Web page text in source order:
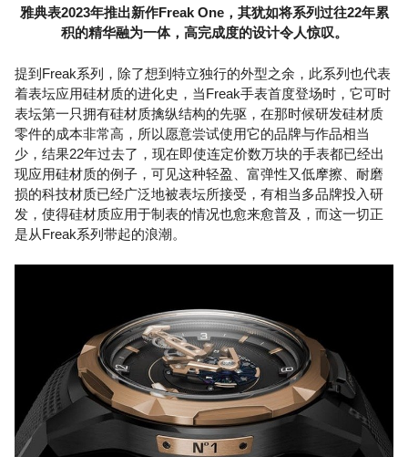
雅典表2023年推出新作Freak One，其犹如将系列过往22年累
积的精华融为一体，高完成度的设计令人惊叹。
提到Freak系列，除了想到特立独行的外型之余，此系列也代表
着表坛应用硅材质的进化史，当Freak手表首度登场时，它可时
表坛第一只拥有硅材质擒纵结构的先驱，在那时候研发硅材质
零件的成本非常高，所以愿意尝试使用它的品牌与作品相当
少，结果22年过去了，现在即使连定价数万块的手表都已经出
现应用硅材质的例子，可见这种轻盈、富弹性又低摩擦、耐磨
损的科技材质已经广泛地被表坛所接受，有相当多品牌投入研
发，使得硅材质应用于制表的情况也愈来愈普及，而这一切正
是从Freak系列带起的浪潮。